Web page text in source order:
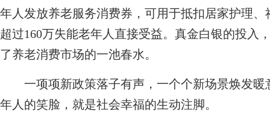
年人发放养老服务消费券，可用于抵扣居家护理
超过160万失能老年人直接受益。真金白银的投入
了养老消费市场的一池春水。
一项项新政策落子有声，一个个新场景焕发暖
年人的笑脸，就是社会幸福的生动注脚。